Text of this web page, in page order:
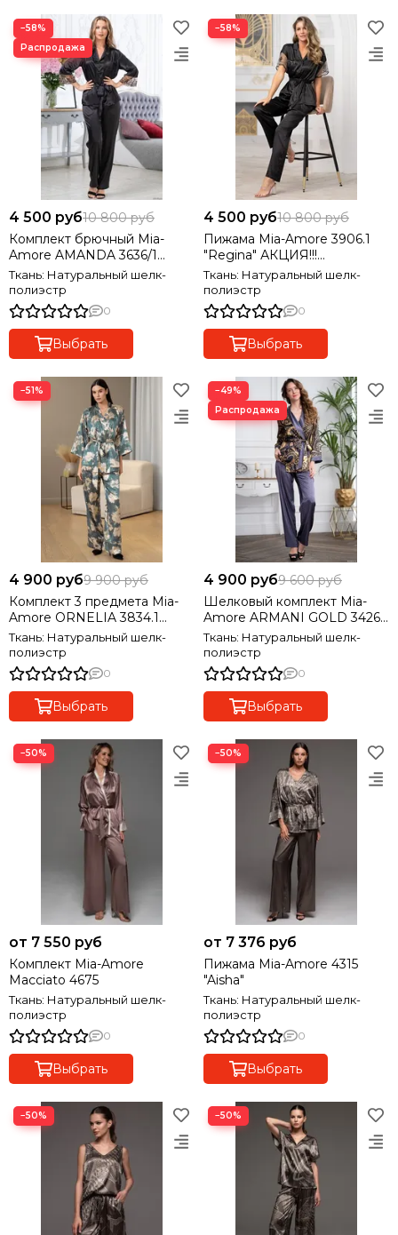
−58%
4 500 руб10 800 руб
Комплект брючный Mia-
Amore AMANDA 3636/1
АКЦИЯ!!! Последний размер
Ткань: Натуральный шелк-
полиэстр
0
Выбрать
−58%
4 500 руб10 800 руб
Пижама Mia-Amore 3906.1
"Regina" АКЦИЯ!!!
Последний размер
Ткань: Натуральный шелк-
полиэстр
0
Выбрать
−51%
4 900 руб9 900 руб
Комплект 3 предмета Mia-
Amore ORNELIA 3834.1
АКЦИЯ!!! Последний размер
Ткань: Натуральный шелк-
полиэстр
0
Выбрать
−49%
4 900 руб9 600 руб
Шелковый комплект Mia-
Amore ARMANI GOLD 3426.1
АКЦИЯ!!! Последний размер
Ткань: Натуральный шелк-
полиэстр
0
Выбрать
−50%
от 7 550 руб
Комплект Mia-Amore
Macciato 4675
Ткань: Натуральный шелк-
полиэстр
0
Выбрать
−50%
от 7 376 руб
Пижама Mia-Amore 4315
"Aisha"
Ткань: Натуральный шелк-
полиэстр
0
Выбрать
−50% −50%